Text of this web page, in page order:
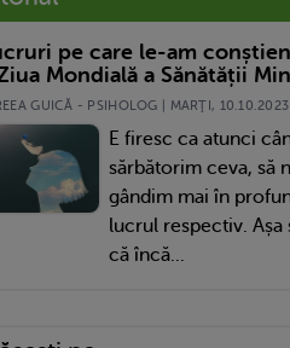
pe care le-am
Mondială a Sănătății
GUICĂ - PSIHOLOG | MARŢI, 10.10.2023
E firesc ca atunci
sărbătorim ceva, să
gândim mai în
lucrul respectiv. Așa
că încă...